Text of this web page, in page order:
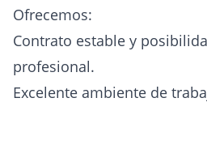
Ofrecemos:
Contrato estable y
profesional.
Excelente ambiente de